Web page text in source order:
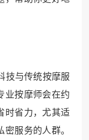
技与传统按摩服
业按摩师会在约
时省力，尤其适
服务的人群。